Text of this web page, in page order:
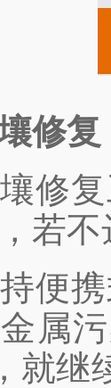
复
复工
若
携式
属
就继